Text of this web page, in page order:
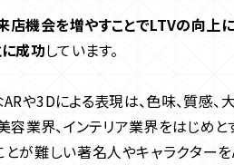
店機会を増やすことでLTVの向上
成功しています。
や3Dによる表現は、色味、質感、
容業界、インテリア業界をはじめ
が難しい著名人やキャラクター